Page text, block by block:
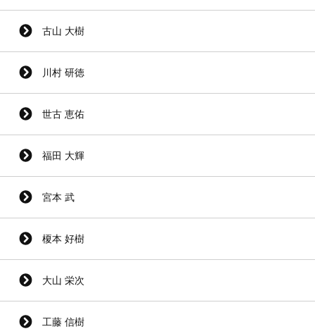
古山 大樹
川村 研徳
世古 恵佑
福田 大輝
宮本 武
榎本 好樹
大山 栄次
工藤 信樹